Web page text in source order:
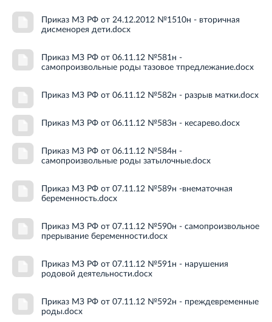
Приказ МЗ РФ от 24.12.2012 №1510н - вторичная
дисменорея дети.docx
Приказ МЗ РФ от 06.11.12 №581н -
самопроизвольные роды тазовое тпредлежание.docx
Приказ МЗ РФ от 06.11.12 №582н - разрыв матки.docx
Приказ МЗ РФ от 06.11.12 №583н - кесарево.docx
Приказ МЗ РФ от 06.11.12 №584н -
самопроизвольные роды затылочные.docx
Приказ МЗ РФ от 07.11.12 №589н -внематочная
беременность.docx
Приказ МЗ РФ от 07.11.12 №590н - самопроизвольное
прерывание беременности.docx
Приказ МЗ РФ от 07.11.12 №591н - нарушения
родовой деятельности.docx
Приказ МЗ РФ от 07.11.12 №592н - преждевременные
роды.docx